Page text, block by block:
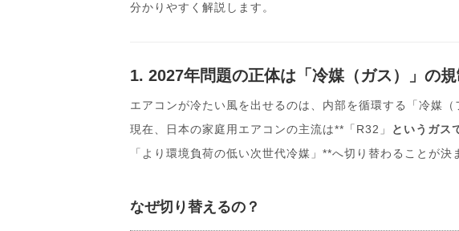
分かりやすく解説します。
1. 2027年問題の正体は「冷媒（ガス）」の規
エアコンが冷たい風を出せるのは、内部を循環する「冷媒（
現在、日本の家庭用エアコンの主流は**「R32」
というガス
「より環境負荷の低い次世代冷媒」**へ切り替わることが決
なぜ切り替えるの？